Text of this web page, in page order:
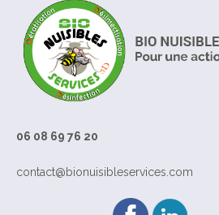
06 08 69 76 20
contact@bionuisibleservices.com